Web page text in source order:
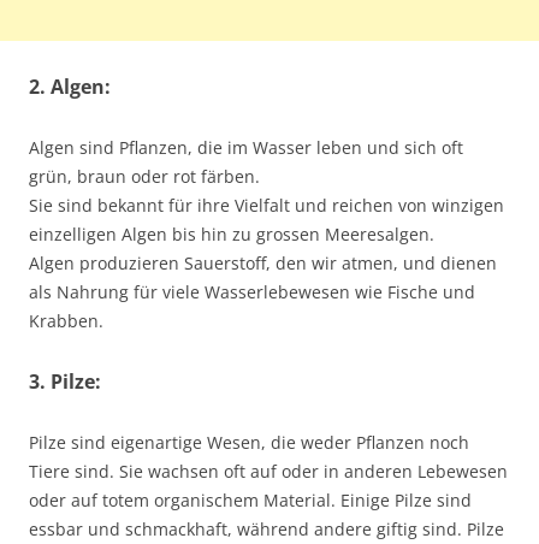
2. Algen:
Algen sind Pflanzen, die im Wasser leben und sich oft
grün, braun oder rot färben.
Sie sind bekannt für ihre Vielfalt und reichen von winzigen
einzelligen Algen bis hin zu grossen Meeresalgen.
Algen produzieren Sauerstoff, den wir atmen, und dienen
als Nahrung für viele Wasserlebewesen wie Fische und
Krabben.
3. Pilze:
Pilze sind eigenartige Wesen, die weder Pflanzen noch
Tiere sind. Sie wachsen oft auf oder in anderen Lebewesen
oder auf totem organischem Material. Einige Pilze sind
essbar und schmackhaft, während andere giftig sind. Pilze